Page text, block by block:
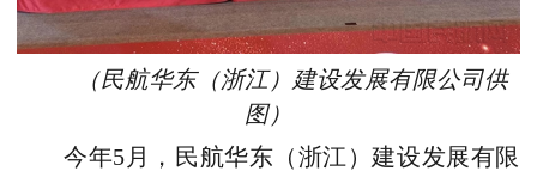
（民航华东（浙江）建设发展有限公司供
图）
今年5月，民航华东（浙江）建设发展有限